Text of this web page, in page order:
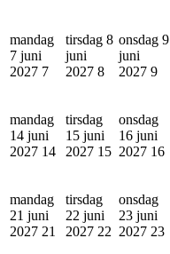
mandag
7 juni
2027 7
tirsdag 8
juni
2027 8
onsdag 9
juni
2027 9
mandag
14 juni
2027 14
tirsdag
15 juni
2027 15
onsdag
16 juni
2027 16
mandag
21 juni
2027 21
tirsdag
22 juni
2027 22
onsdag
23 juni
2027 23